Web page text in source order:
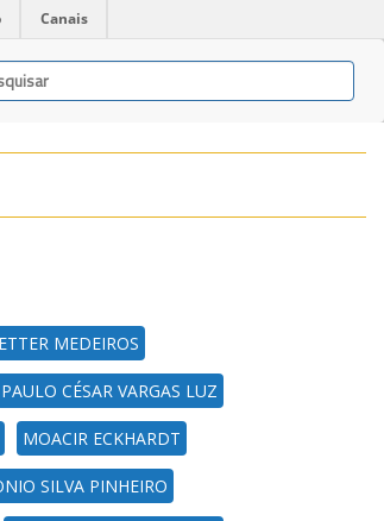
Canais
MEDEIROS
PAULO CÉSAR VARGAS LUZ
MOACIR ECKHARDT
SILVA PINHEIRO